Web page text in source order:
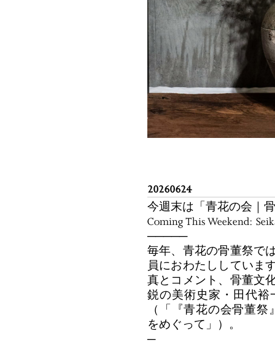
20260624
今週末は「青花の会｜
Coming This Weekend:
─────
毎年、青花の骨董祭で
員におわたししていま
真とコメント、骨董文
鋭の美術史家・田代
（「『青花の会骨董
をめぐって」）。
─